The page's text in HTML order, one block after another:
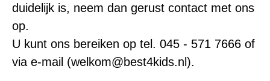
duidelijk is, neem dan gerust contact met ons
op.
U kunt ons bereiken op tel. 045 - 571 7666 of
via e-mail (welkom@best4kids.nl).